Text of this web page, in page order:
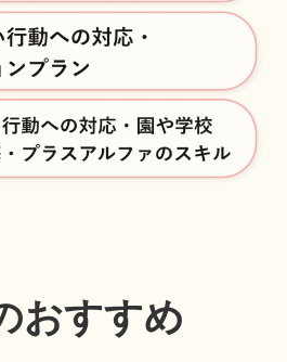
おすすめ